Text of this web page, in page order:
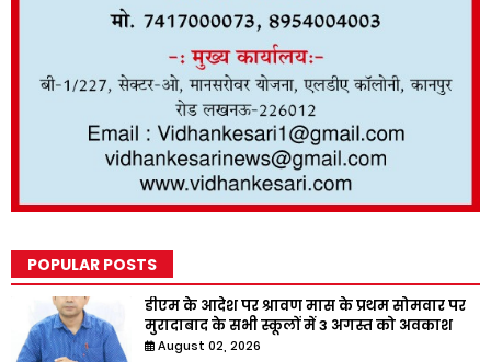
POPULAR POSTS
डीएम के आदेश पर श्रावण मास के प्रथम सोमवार पर
मुरादाबाद के सभी स्कूलों में 3 अगस्त को अवकाश
August 02, 2026